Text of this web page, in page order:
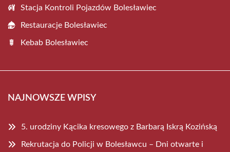
Stacja Kontroli Pojazdów Bolesławiec
Restauracje Bolesławiec
Kebab Bolesławiec
NAJNOWSZE WPISY
5. urodziny Kącika kresowego z Barbarą Iskrą Kozińską
Rekrutacja do Policji w Bolesławcu – Dni otwarte i